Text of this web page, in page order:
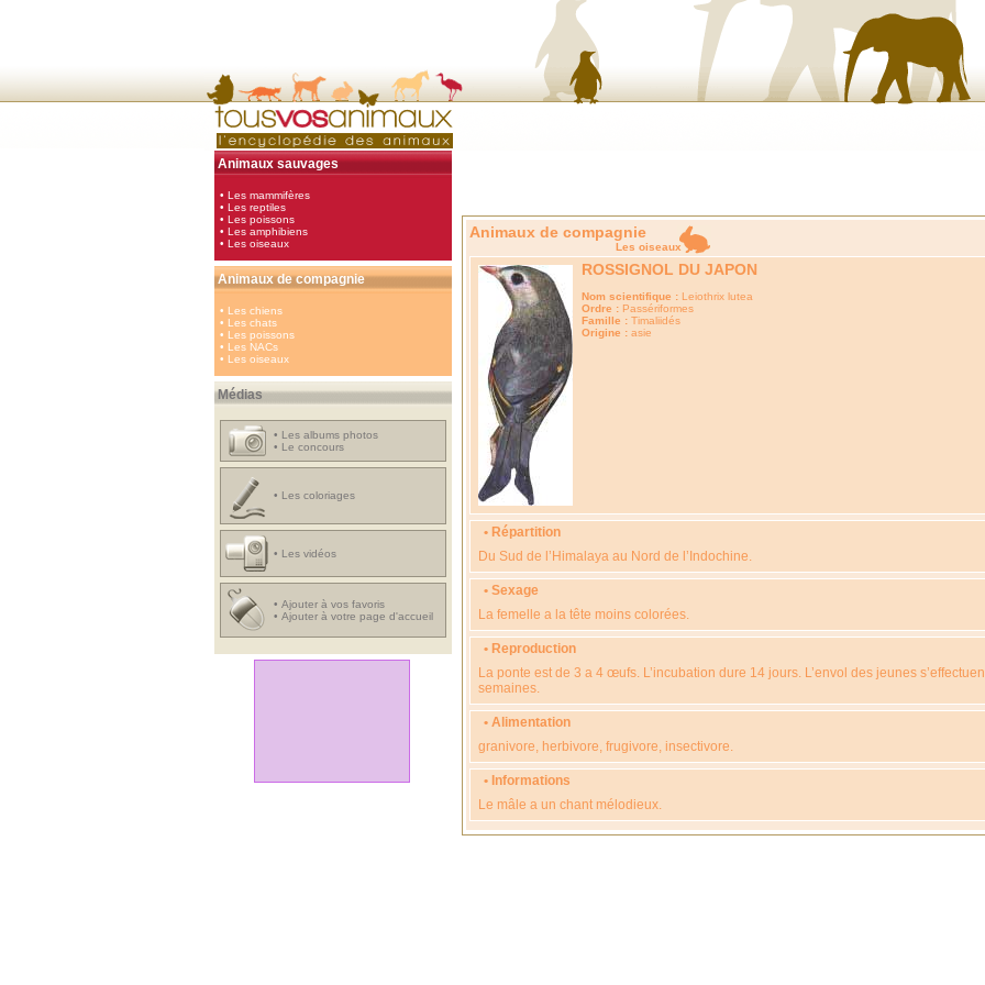
Animaux sauvages
• Les mammifères
• Les reptiles
• Les poissons
• Les amphibiens
• Les oiseaux
Animaux de compagnie
• Les chiens
• Les chats
• Les poissons
• Les NACs
• Les oiseaux
Médias
• Les albums photos
• Le concours
• Les coloriages
• Les vidéos
• Ajouter à vos favoris
• Ajouter à votre page d'accueil
Animaux de compagnie
Les oiseaux
ROSSIGNOL DU JAPON
Nom scientifique : Leiothrix lutea
Ordre : Passériformes
Famille : Timaliidés
Origine : asie
• Répartition
Du Sud de l’Himalaya au Nord de l’Indochine.
• Sexage
La femelle a la tête moins colorées.
• Reproduction
La ponte est de 3 a 4 œufs. L’incubation dure 14 jours. L’envol des jeunes
semaines.
• Alimentation
granivore, herbivore, frugivore, insectivore.
• Informations
Le mâle a un chant mélodieux.